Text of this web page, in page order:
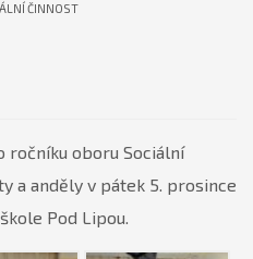
ČINNOST
ročníku oboru Sociální
a anděly v pátek 5. prosince
Pod Lipou.